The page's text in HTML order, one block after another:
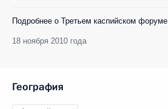
Подробнее о Третьем каспийском форуме
18 ноября 2010 года
География